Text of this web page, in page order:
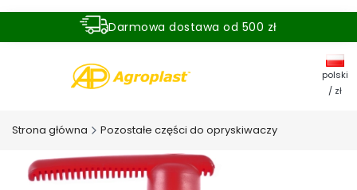
Darmowa dostawa od 500 zł
polski
/ zł
Strona główna Pozostałe części do opryskiwaczy